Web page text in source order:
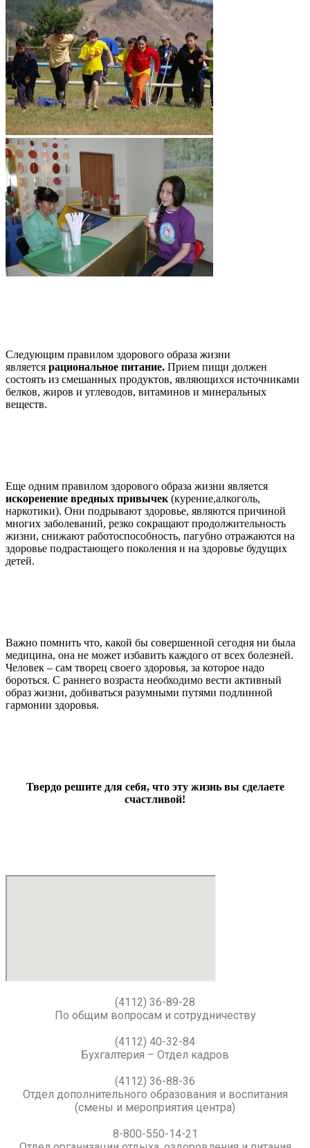
Следующим правилом здорового образа жизни
является рациональное питание. Прием пищи должен
состоять из смешанных продуктов, являющихся источниками
белков, жиров и углеводов, витаминов и минеральных
веществ.
Еще одним правилом здорового образа жизни является
искоренение вредных привычек (курение,алкоголь,
наркотики). Они подрывают здоровье, являются причиной
многих заболеваний, резко сокращают продолжительность
жизни, снижают работоспособность, пагубно отражаются на
здоровье подрастающего поколения и на здоровье будущих
детей.
Важно помнить что, какой бы совершенной сегодня ни была
медицина, она не может избавить каждого от всех болезней.
Человек – сам творец своего здоровья, за которое надо
бороться. С раннего возраста необходимо вести активный
образ жизни, добиваться разумными путями подлинной
гармонии здоровья.
Твердо решите для себя, что эту жизнь вы сделаете
счастливой!
(4112) 36-89-28
По общим вопросам и сотрудничеству
(4112) 40-32-84
Бухгалтерия – Отдел кадров
(4112) 36-88-36
Отдел дополнительного образования и воспитания
(смены и мероприятия центра)
8-800-550-14-21